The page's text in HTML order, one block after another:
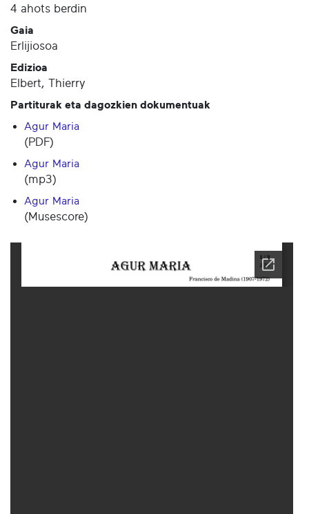
4 ahots berdin
Gaia
Erlijiosoa
Edizioa
Elbert, Thierry
Partiturak eta dagozkien dokumentuak
Agur Maria
(PDF)
Agur Maria
(mp3)
Agur Maria
(Musescore)